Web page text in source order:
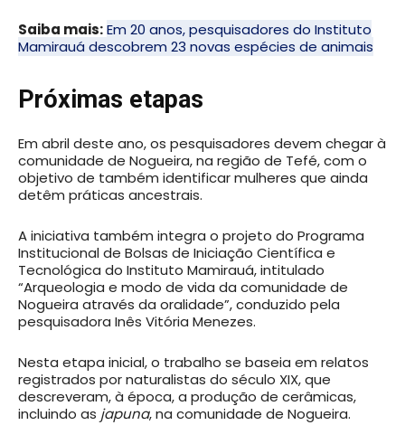
Saiba mais:Em 20 anos, pesquisadores do Instituto
Mamirauá descobrem 23 novas espécies de animais
Próximas etapas
Em abril deste ano, os pesquisadores devem chegar à
comunidade de Nogueira, na região de Tefé, com o
objetivo de também identificar mulheres que ainda
detêm práticas ancestrais.
A iniciativa também integra o projeto do Programa
Institucional de Bolsas de Iniciação Científica e
Tecnológica do Instituto Mamirauá, intitulado
“Arqueologia e modo de vida da comunidade de
Nogueira através da oralidade”, conduzido pela
pesquisadora Inês Vitória Menezes.
Nesta etapa inicial, o trabalho se baseia em relatos
registrados por naturalistas do século XIX, que
descreveram, à época, a produção de cerâmicas,
incluindo as japuna, na comunidade de Nogueira.